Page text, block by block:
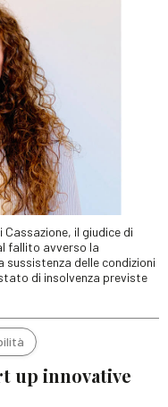
il giudice di
fallito avverso la
delle condizioni
di insolvenza previste
up innovative